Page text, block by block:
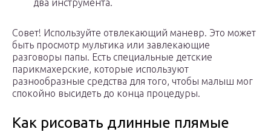
два инструмента.
Совет! Используйте отвлекающий маневр. Это может
быть просмотр мультика или завлекающие
разговоры папы. Есть специальные детские
парикмахерские, которые используют
разнообразные средства для того, чтобы малыш мог
спокойно высидеть до конца процедуры.
Как рисовать длинные плямые